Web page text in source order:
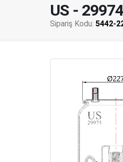
US -
Sipariş Kodu: 5442-